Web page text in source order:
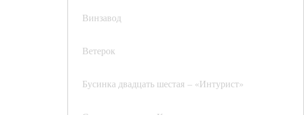
Винзавод
Ветерок
Бусинка двадцать шестая – «Интурист»